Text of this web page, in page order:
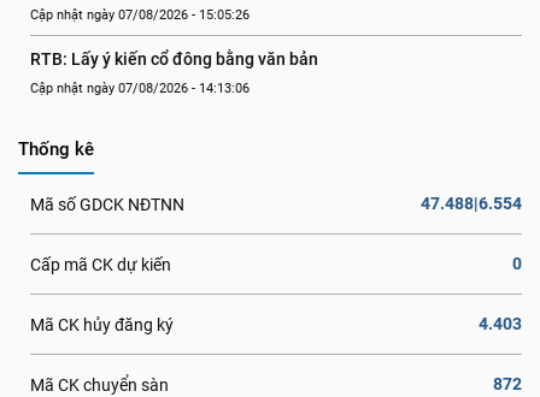
Cập nhật ngày 07/08/2026 - 15:05:26
RTB: Lấy ý kiến cổ đông bằng văn bản
Cập nhật ngày 07/08/2026 - 14:13:06
Thống kê
Mã số GDCK NĐTNN 47.488|6.554
Cấp mã CK dự kiến 0
Mã CK hủy đăng ký 4.403
Mã CK chuyển sàn 872